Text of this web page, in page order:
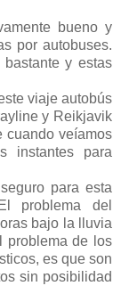
bueno y
por autobuses.
y estas
viaje autobús
y Reikjavik
cuando veíamos
instantes para
para esta
problema del
bajo la lluvia
problema de los
es que son
sin posibilidad